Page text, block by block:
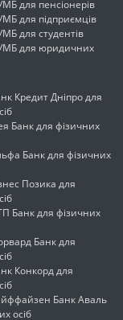
для пенсіонерів
для підприємців
для студентів
для юридичних
Кредит Дніпро для
Банк для фізичних
Банк для фізичних
Позика для
Банк для фізичних
Банк для
Конкорд для
Банк Аваль
осіб